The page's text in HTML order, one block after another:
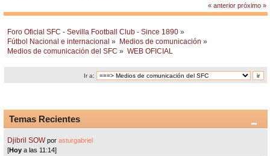
« anterior próximo »
Foro Oficial SFC - Sevilla Football Club - Since 1890 »
Fútbol Nacional e internacional » Medios de comunicación »
Medios de comunicación del SFC » WEB OFICIAL
Ir a:
Temas Recientes
Djibril SOW porasturgabriel
[Hoy a las 11:14]